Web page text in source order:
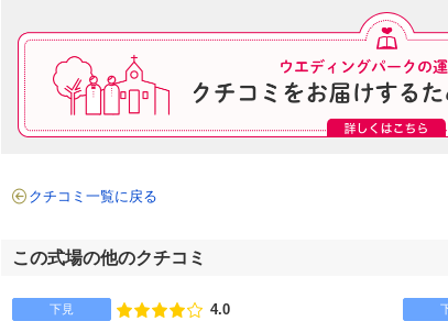
クチコミ一覧に戻る
この式場の他のクチコミ
下見 点数
4.0